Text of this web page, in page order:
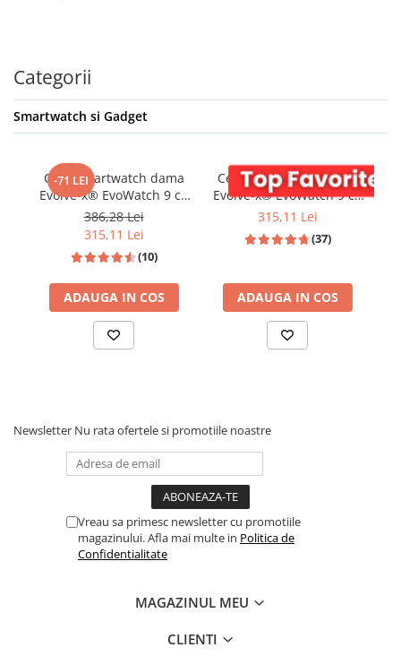
Categorii
Smartwatch si Gadget
-71 LEI
Ceas smartwatch dama
Evolve-x® EvoWatch 9 cu
Apeluri si mesaje
bluetooth, Monitorizare
sanatate si Asistent vocal,
2 bratari incluse
386,28 Lei
315,11 Lei
(10)
ADAUGA IN COS
Ceas smartwatch dama
Evolve-x® EvoWatch 9 cu
Apeluri si mesaje
sanatate si Asistent vocal,
315,11 Lei
(37)
ADAUGA IN COS
Newsletter Nu rata ofertele si promotiile noastre
Vreau sa primesc newsletter cu promotiile
magazinului. Afla mai multe in Politica de
Confidentialitate
MAGAZINUL MEU
CLIENTI